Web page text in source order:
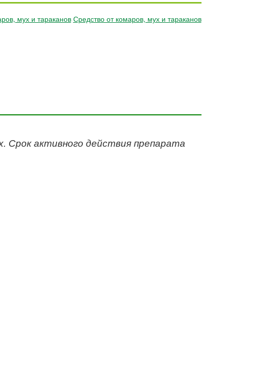
мух и тараканов Средство от комаров, мух и тараканов
активного действия препарата